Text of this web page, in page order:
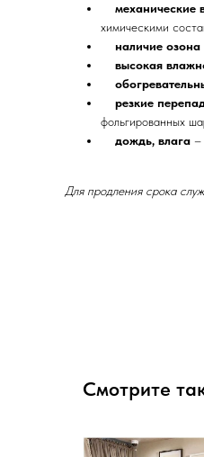
механические
химическими
наличие озона
высокая
резкие
фольгированных
дождь, влага –
Для продления срока
Смотрите